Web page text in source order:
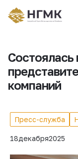
Состоялась
компаний
Пресс-служба
18декабря2025